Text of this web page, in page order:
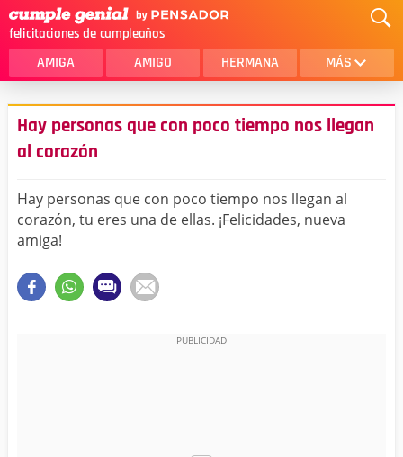
felicitaciones de cumpleaños
AMIGA AMIGO HERMANA MÁS
MAMA
AMOR
CRISTIANOS
HERMANO
HIJO
PAPA
Hay personas que con poco tiempo nos llegan
al corazón
Hay personas que con poco tiempo nos llegan al
corazón, tu eres una de ellas. ¡Felicidades, nueva
amiga!